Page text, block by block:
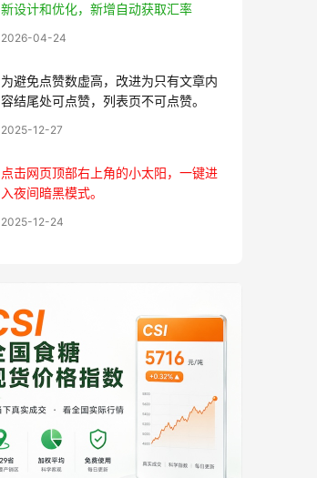
新设计和优化，新增自动获取汇率
2026-04-24
为避免点赞数虚高，改进为只有文章内
容结尾处可点赞，列表页不可点赞。
2025-12-27
点击网页顶部右上角的小太阳，一键进
入夜间暗黑模式。
2025-12-24